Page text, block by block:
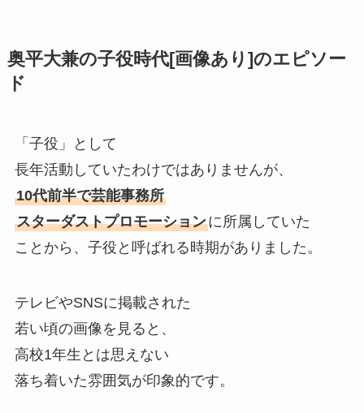
奥平大兼の子役時代[画像あり]のエピソー
ド
「子役」として
長年活動していたわけではありませんが、
10代前半で芸能事務所
スターダストプロモーションに所属していた
ことから、子役と呼ばれる時期がありました。
テレビやSNSに掲載された
若い頃の画像を見ると、
高校1年生とは思えない
落ち着いた雰囲気が印象的です。